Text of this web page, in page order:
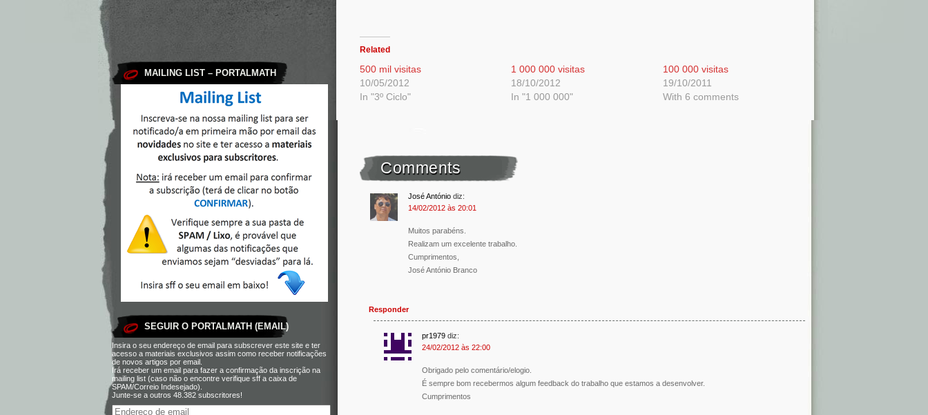
MAILING LIST – PORTALMATH
SEGUIR O PORTALMATH (EMAIL)
Insira o seu endereço de email para subscrever este site e ter
acesso a materiais exclusivos assim como receber notificações
de novos artigos por email.
Irá receber um email para fazer a confirmação da inscrição na
mailing list (caso não o encontre verifique sff a caixa de
SPAM/Correio Indesejado).
Junte-se a outros 48.382 subscritores!
Related
500 mil visitas
10/05/2012
In "3º Ciclo"
1 000 000 visitas
18/10/2012
In "1 000 000"
100 000 visitas
19/10/2011
With 6 comments
Comments
José António diz:
14/02/2012 às 20:01
Muitos parabéns.
Realizam um excelente trabalho.
Cumprimentos,
José António Branco
Responder
pr1979 diz:
24/02/2012 às 22:00
Obrigado pelo comentário/elogio.
É sempre bom recebermos algum feedback do trabalho que estamos a desenvolver.
Cumprimentos